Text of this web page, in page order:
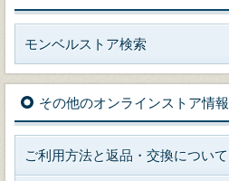
モンベルストア検索
その他のオンラインストア情報
ご利用方法と返品・交換について